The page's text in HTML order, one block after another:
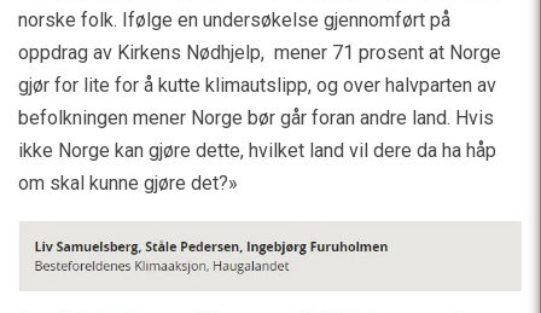
norske folk. Ifølge en undersøkelse gjennomført på
oppdrag av Kirkens Nødhjelp, mener 71 prosent at Norge
gjør for lite for å kutte klimautslipp, og over halvparten av
befolkningen mener Norge bør går foran andre land. Hvis
ikke Norge kan gjøre dette, hvilket land vil dere da ha håp
om skal kunne gjøre det?»